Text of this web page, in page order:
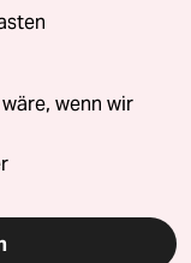
wenn wir